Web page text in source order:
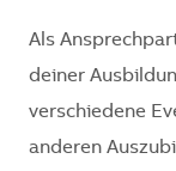
Als
deiner
verschiedene
anderen